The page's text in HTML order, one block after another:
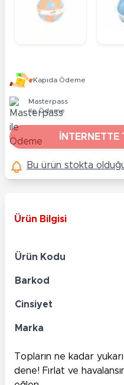
Kapıda Ödeme
Masterpass
ile Ödeme
İNTERNETTE
Bu ürün stokta
Ürün Bilgisi
Ürün Kodu
Barkod
Cinsiyet
Marka
Topların ne kadar yukarı
dene! Fırlat ve